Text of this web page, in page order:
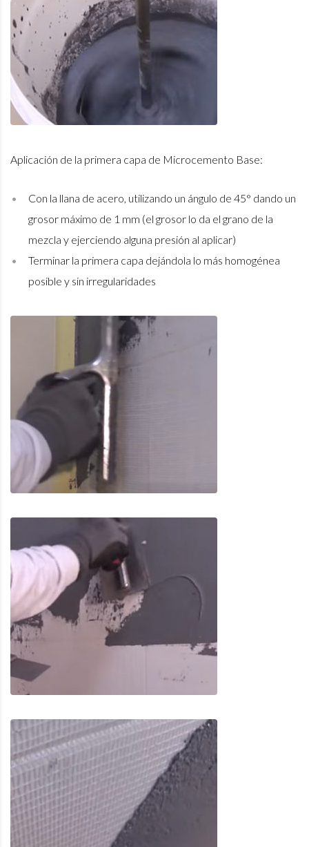
Aplicación de la primera capa de Microcemento Base:
Con la llana de acero, utilizando un ángulo de 45° dando un
grosor máximo de 1 mm (el grosor lo da el grano de la
mezcla y ejerciendo alguna presión al aplicar)
Terminar la primera capa dejándola lo más homogénea
posible y sin irregularidades